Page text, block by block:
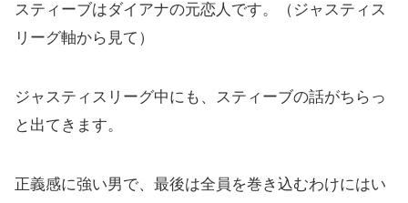
スティーブはダイアナの元恋人です。（ジャスティス
リーグ軸から見て）
ジャスティスリーグ中にも、スティーブの話がちらっ
と出てきます。
正義感に強い男で、最後は全員を巻き込むわけにはい